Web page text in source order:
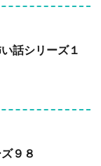
話シリーズ１
９８